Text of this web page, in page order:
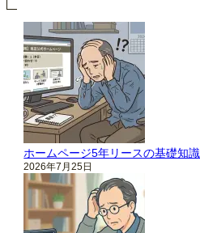
ホームページ5年リースの基礎知
2026年7月25日